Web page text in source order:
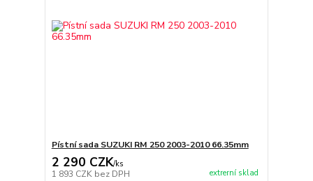
Pístní sada SUZUKI RM 250 2003-2010 66.35mm
2 290 CZK/ks
1 893 CZK bez DPH extrerní sklad